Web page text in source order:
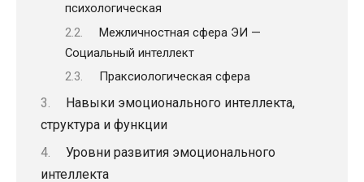
психологическая
Межличностная сфера ЭИ —
Социальный интеллект
Праксиологическая сфера
Навыки эмоционального интеллекта,
структура и функции
Уровни развития эмоционального
интеллекта